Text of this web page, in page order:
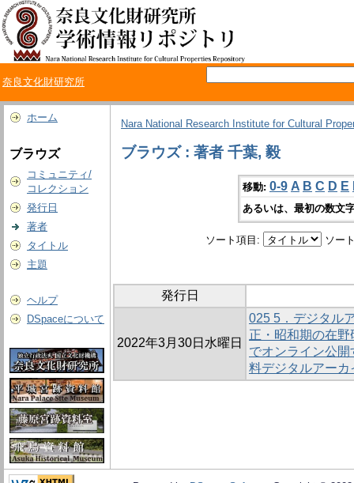
奈良文化財研究所
ホーム
ブラウズ
コミュニティ/
コレクション
発行日
著者
タイトル
主題
ヘルプ
DSpaceについて
Nara National Research Institute for Cultural
ブラウズ : 著者 千葉, 毅
移動: 0-9 A B C D E
あるいは、最初の数文
ソート項目: ソー
発行日
2022年3月30日水曜日
025 5．デジタル
正・昭和期の在
でオンライン公
料デジタルアー